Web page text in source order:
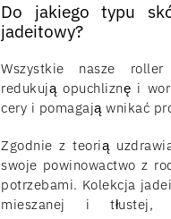
Do jakiego typu
jadeitowy?
Wszystkie nasze roller
redukują opuchliznę i
cery i pomagają wnikać
Zgodnie z teorią
swoje powinowactwo z
potrzebami. Kolekcja
mieszanej i tłustej,